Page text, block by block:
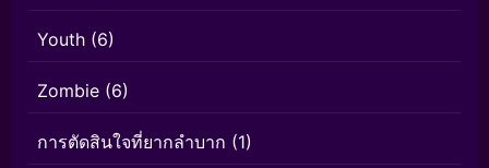
Youth (6)
Zombie (6)
การตัดสินใจที่ยากลำบาก (1)